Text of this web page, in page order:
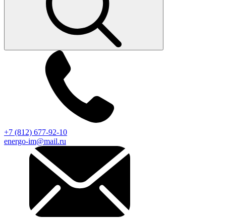
+7 (812) 677-92-10
energo-im@mail.ru